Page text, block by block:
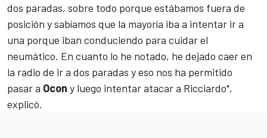
dos paradas, sobre todo porque estábamos fuera de
posición y sabíamos que la mayoría iba a intentar ir a
una porque iban conduciendo para cuidar el
neumático. En cuanto lo he notado, he dejado caer en
la radio de ir a dos paradas y eso nos ha permitido
pasar a Ocon y luego intentar atacar a Ricciardo",
explicó.